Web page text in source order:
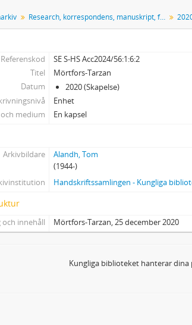
material
Research, korrespondens, manuskript, förhand och recensioner
Referenskod
SE S-HS Acc2024/56:1:6:2
Titel
Mörtfors-Tarzan
Datum
2020 (Skapelse)
Enhet
medium
En kapsel
Arkivbildare
Alandh, Tom
(1944-)
Handskriftssamlingen - Kungliga
innehåll Mörtfors-Tarzan, 25 december 2020
Kungliga biblioteket hanterar dina